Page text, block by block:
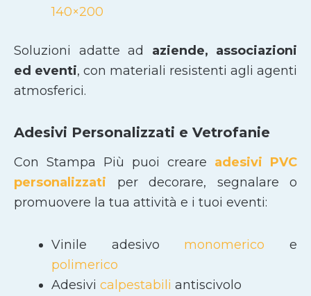
140×200
Soluzioni adatte ad aziende, associazioni
ed eventi, con materiali resistenti agli agenti
atmosferici.
Adesivi Personalizzati e Vetrofanie
Con Stampa Più puoi creare adesivi PVC
personalizzati per decorare, segnalare o
promuovere la tua attività e i tuoi eventi:
Vinile adesivo monomerico e
polimerico
Adesivi calpestabili antiscivolo